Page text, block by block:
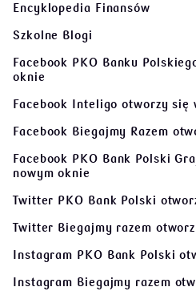
Encyklopedia Finansów
Szkolne Blogi
Facebook PKO Banku
oknie
Facebook Inteligo otworzy się
Facebook Biegajmy Razem
Facebook PKO Bank Polski
nowym oknie
Twitter PKO Bank Polski
Twitter Biegajmy razem
Instagram PKO Bank Polski
Instagram Biegajmy razem